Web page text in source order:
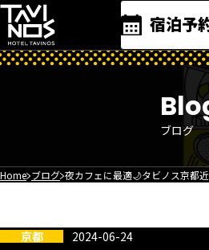
宿泊予
ブログ
Home ブログ 夜カフェに最適🌙タビノス京都
京都 2024-06-24